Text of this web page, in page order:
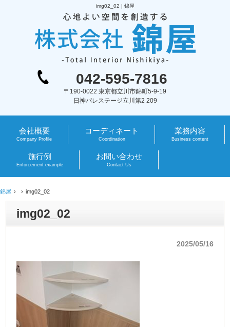
img02_02 | 錦屋
042-595-7816
〒190-0022 東京都立川市錦町5-9-19
日神パレステージ立川第2 209
会社概要
Company Profile
コーディネート
Coordination
業務内容
Business content
施行例
Enforcement example
お問い合わせ
Contact Us
錦屋 img02_02
img02_02
2025/05/16